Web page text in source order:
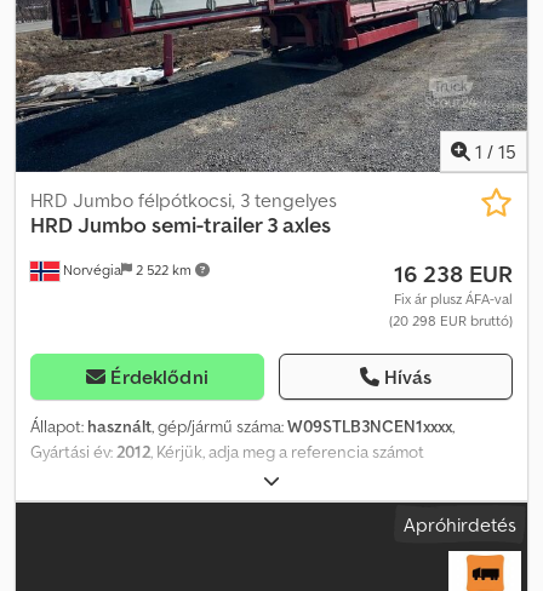
1 / 15
Norvégia 2 522 km
HRD Jumbo félpótkocsi, 3 tengelyes
HRDJumbo semi-trailer 3 axles
16 238 EUR
Fix ár plusz ÁFA-val
(20 298 EUR bruttó)
Érdeklődni Hívás
Állapot: használt, gép/jármű száma:W09STLB3NCEN1xxxx,
Gyártási év:2012, Kérjük, adja meg a referencia számot
érdeklődéskor: 22956 Műszaki adatok: Gyártási év: 2012 3.
tengelynél kormányozható 1. tengely emelhető Jó állapotú gumik
(lásd képek) Alsó szint hossza: 9,50 m Felső szint hossza: 4 m Fékek
Megengedett össztömeg: 50 000 kg Azonnal elérhető Leírás: HRD
Apróhirdetés